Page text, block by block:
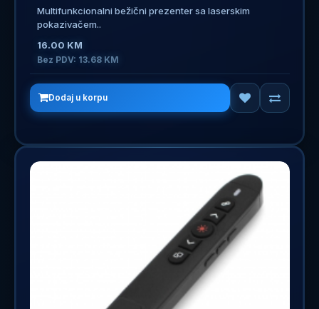
Multifunkcionalni bežični prezenter sa laserskim
pokazivačem..
16.00 KM
Bez PDV: 13.68 KM
Dodaj u korpu